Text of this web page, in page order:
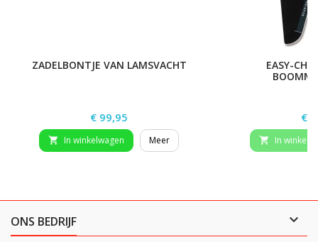
ZADELBONTJE VAN LAMSVACHT
Prijs
€ 99,95
 In winkelwagen Meer
EASY-
€
 In
ONS BEDRIJF 